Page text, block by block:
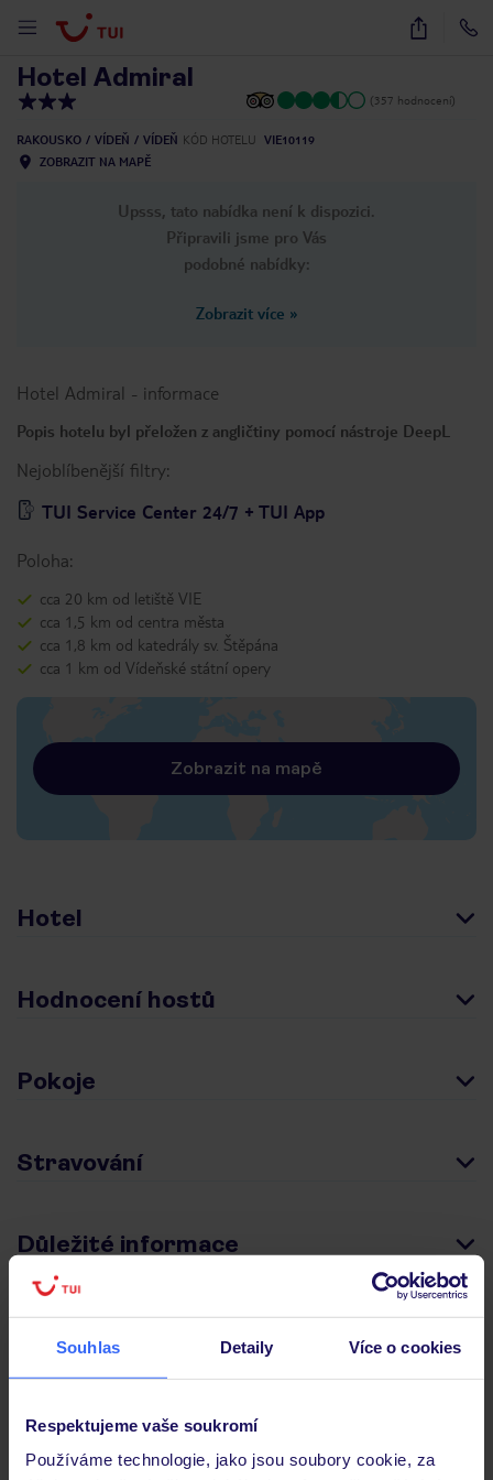
Souhlas Detaily Více o cookies
Respektujeme vaše soukromí
Používáme technologie, jako jsou soubory cookie, za
37
Hotel Admiral
(357 hodnocení)
RAKOUSKO VÍDEŇ VÍDEŇ KÓD HOTELU
VIE10119
ZOBRAZIT NA MAPĚ
Upsss, tato nabídka není k dispozici.
Připravili jsme pro Vás
podobné nabídky:
Zobrazit více »
Hotel Admiral - informace
Popis hotelu byl přeložen z angličtiny pomocí nástroje DeepL
Nejoblíbenější filtry:
TUI Service Center 24/7 + TUI App
Poloha:
cca 20 km od letiště VIE
cca 1,5 km od centra města
cca 1,8 km od katedrály sv. Štěpána
cca 1 km od Vídeňské státní opery
Zobrazit na mapě
Hotel
Hodnocení hostů
Pokoje
Stravování
Důležité informace
Často kladené otázky
Jaké doklady jsou potřebné při cestování?
Kam jít po přistání a vyzvednutí zavazadel?